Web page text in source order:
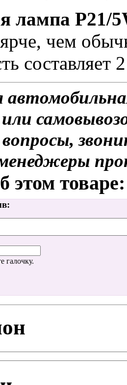
лампа P21/
чем
составляет
этом товаре:
галочку.